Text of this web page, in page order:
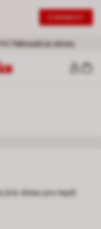
|Nakoupit se slevou
jiný dotaz pro lepší